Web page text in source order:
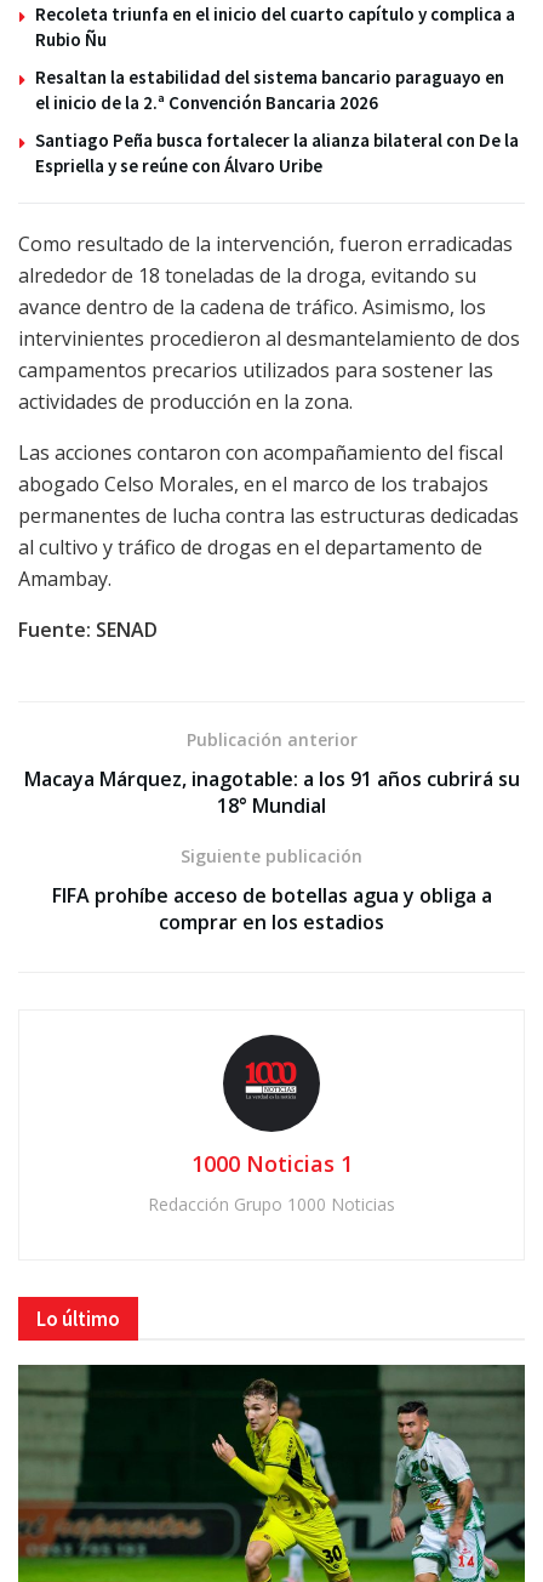
Recoleta triunfa en el inicio del cuarto capítulo y complica a
Rubio Ñu
Resaltan la estabilidad del sistema bancario paraguayo en
el inicio de la 2.ª Convención Bancaria 2026
Santiago Peña busca fortalecer la alianza bilateral con De la
Espriella y se reúne con Álvaro Uribe
Como resultado de la intervención, fueron erradicadas
alrededor de 18 toneladas de la droga, evitando su
avance dentro de la cadena de tráfico. Asimismo, los
intervinientes procedieron al desmantelamiento de dos
campamentos precarios utilizados para sostener las
actividades de producción en la zona.
Las acciones contaron con acompañamiento del fiscal
abogado Celso Morales, en el marco de los trabajos
permanentes de lucha contra las estructuras dedicadas
al cultivo y tráfico de drogas en el departamento de
Amambay.
Fuente: SENAD
Publicación anterior
Macaya Márquez, inagotable: a los 91 años cubrirá su
18° Mundial
Siguiente publicación
FIFA prohíbe acceso de botellas agua y obliga a
comprar en los estadios
1000 Noticias 1
Redacción Grupo 1000 Noticias
Lo último